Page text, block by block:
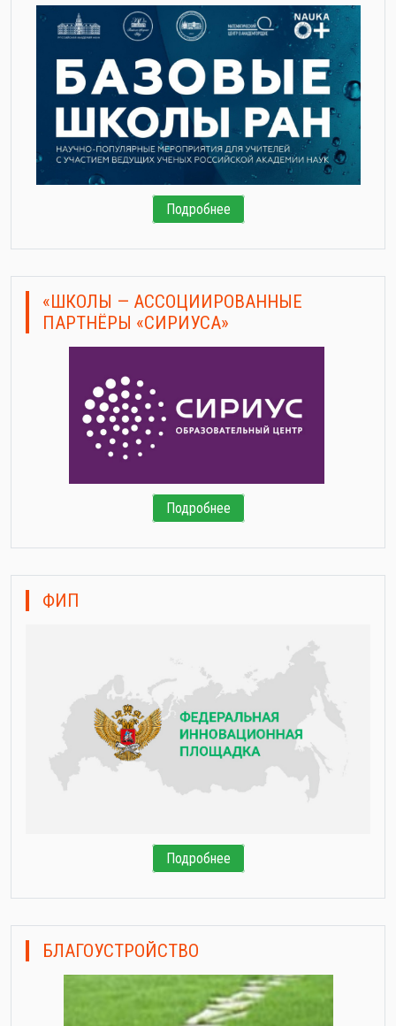
Подробнее
«ШКОЛЫ — АССОЦИИРОВАННЫЕ
ПАРТНЁРЫ «СИРИУСА»
Подробнее
ФИП
Подробнее
БЛАГОУСТРОЙСТВО